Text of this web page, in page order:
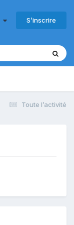
S’inscrire
Toute l’activité